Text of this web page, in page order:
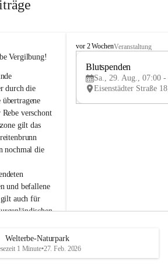
Vergilbung!
durch die
verschont
gilt das
nochmal die
und befallene
gilt auch für
oder
roden! Bitte
unsere Winzer
B
e
u
e
d
vor 2 WochenVeranstaltung
Blutspenden
Sa., 29. Aug., 07:00 -
Welterbe-Naturpark
1 Minute•27. Feb. 2026